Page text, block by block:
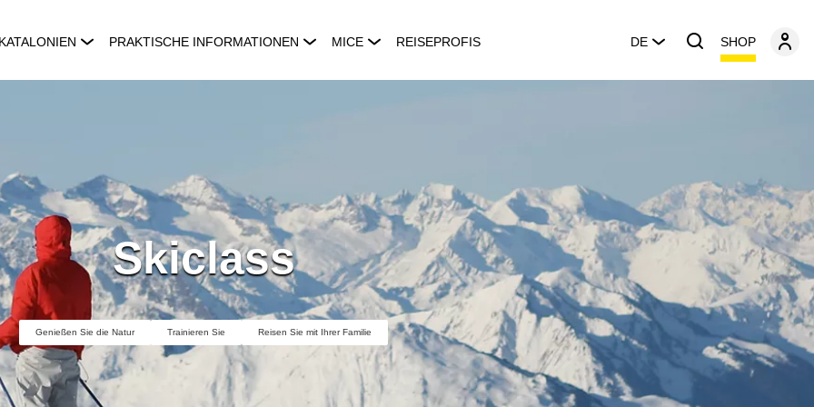
PRAKTISCHE INFORMATIONEN MICE REISEPROFIS DE SHOP
Skiclass
Genießen Sie die Natur Trainieren Sie Reisen Sie mit Ihrer Familie